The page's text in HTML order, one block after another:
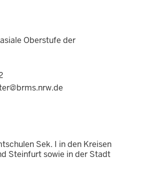
Oberstufe der
Sek. I in den Kreisen
Steinfurt sowie in der Stadt